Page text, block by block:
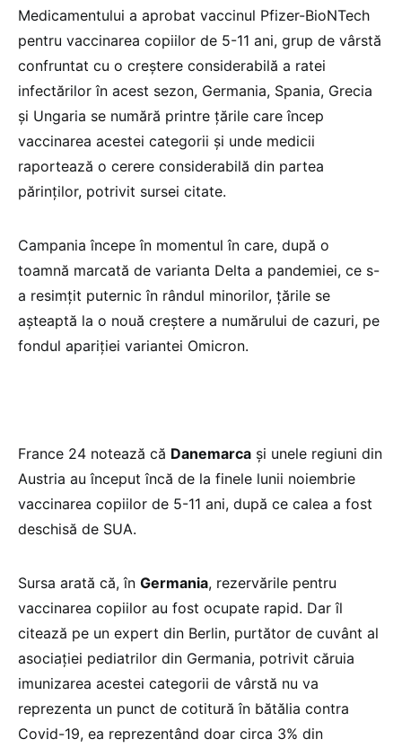
Medicamentului a aprobat vaccinul Pfizer-BioNTech
pentru vaccinarea copiilor de 5-11 ani, grup de vârstă
confruntat cu o creștere considerabilă a ratei
infectărilor în acest sezon, Germania, Spania, Grecia
și Ungaria se numără printre țările care încep
vaccinarea acestei categorii și unde medicii
raportează o cerere considerabilă din partea
părinților, potrivit sursei citate.
Campania începe în momentul în care, după o
toamnă marcată de varianta Delta a pandemiei, ce s-
a resimțit puternic în rândul minorilor, țările se
așteaptă la o nouă creștere a numărului de cazuri, pe
fondul apariției variantei Omicron.
France 24 notează că Danemarca și unele regiuni din
Austria au început încă de la finele lunii noiembrie
vaccinarea copiilor de 5-11 ani, după ce calea a fost
deschisă de SUA.
Sursa arată că, în Germania, rezervările pentru
vaccinarea copiilor au fost ocupate rapid. Dar îl
citează pe un expert din Berlin, purtător de cuvânt al
asociației pediatrilor din Germania, potrivit căruia
imunizarea acestei categorii de vârstă nu va
reprezenta un punct de cotitură în bătălia contra
Covid-19, ea reprezentând doar circa 3% din